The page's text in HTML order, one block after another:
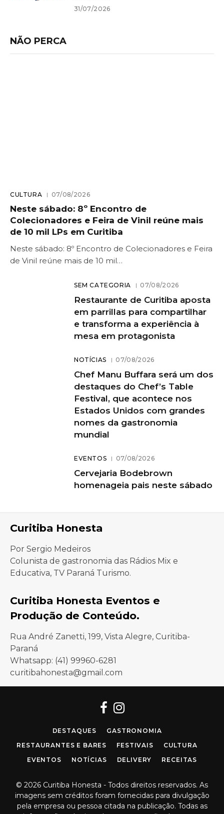
31/07/2026
NÃO PERCA
CULTURA 07/08/2026
Neste sábado: 8º Encontro de
Colecionadores e Feira de Vinil reúne mais
de 10 mil LPs em Curitiba
Neste sábado: 8º Encontro de Colecionadores e Feira
de Vinil reúne mais de 10 mil…
SEM CATEGORIA 07/08/2026
Restaurante de Curitiba aposta
em parrillas para compartilhar
e transforma a experiência à
mesa em protagonista
NOTÍCIAS 07/08/2026
Chef Manu Buffara será um dos
destaques do Chef’s Table
Festival, que acontece nos
Estados Unidos com grandes
nomes da gastronomia
mundial
EVENTOS 07/08/2026
Cervejaria Bodebrown
homenageia pais neste sábado
Curitiba Honesta
Por Sergio Medeiros
Colunista de gastronomia das Rádios Mix e
Educativa, TV Paraná Turismo.
Curitiba Honesta Eventos e
Produção de Conteúdo.
Rua André Zanetti, 199, Vista Alegre, Curitiba-
Paraná
Whatsapp: (41) 99960-6281
curitibahonesta@gmail.com
Facebook
Instagram
DESTAQUES
GASTRONOMIA
RESTAURANTES E BARES
FESTIVAIS
CULTURA
EVENTOS
NOTÍCIAS DELIVERY RECEITAS
© 2026 Curitiba Honesta - Todos direitos reservados. As
imagens sem créditos foram fornecidas para divulgação
pela empresa ou pessoa citada na publicação. Todas as